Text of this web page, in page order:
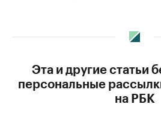
Эта и другие статьи
персональные
на РБК